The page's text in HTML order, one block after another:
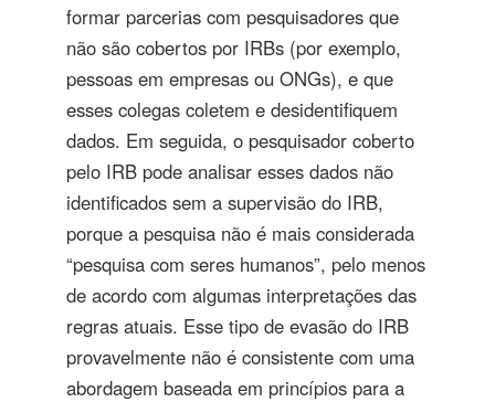
formar parcerias com pesquisadores que
não são cobertos por IRBs (por exemplo,
pessoas em empresas ou ONGs), e que
esses colegas coletem e desidentifiquem
dados. Em seguida, o pesquisador coberto
pelo IRB pode analisar esses dados não
identificados sem a supervisão do IRB,
porque a pesquisa não é mais considerada
“pesquisa com seres humanos”, pelo menos
de acordo com algumas interpretações das
regras atuais. Esse tipo de evasão do IRB
provavelmente não é consistente com uma
abordagem baseada em princípios para a